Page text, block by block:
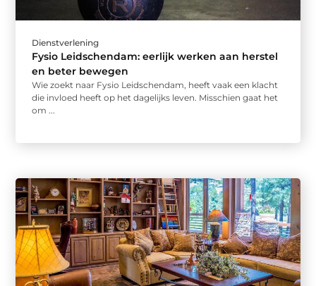
Dienstverlening
Fysio Leidschendam: eerlijk werken aan herstel
en beter bewegen
Wie zoekt naar Fysio Leidschendam, heeft vaak een klacht
die invloed heeft op het dagelijks leven. Misschien gaat het
om ...